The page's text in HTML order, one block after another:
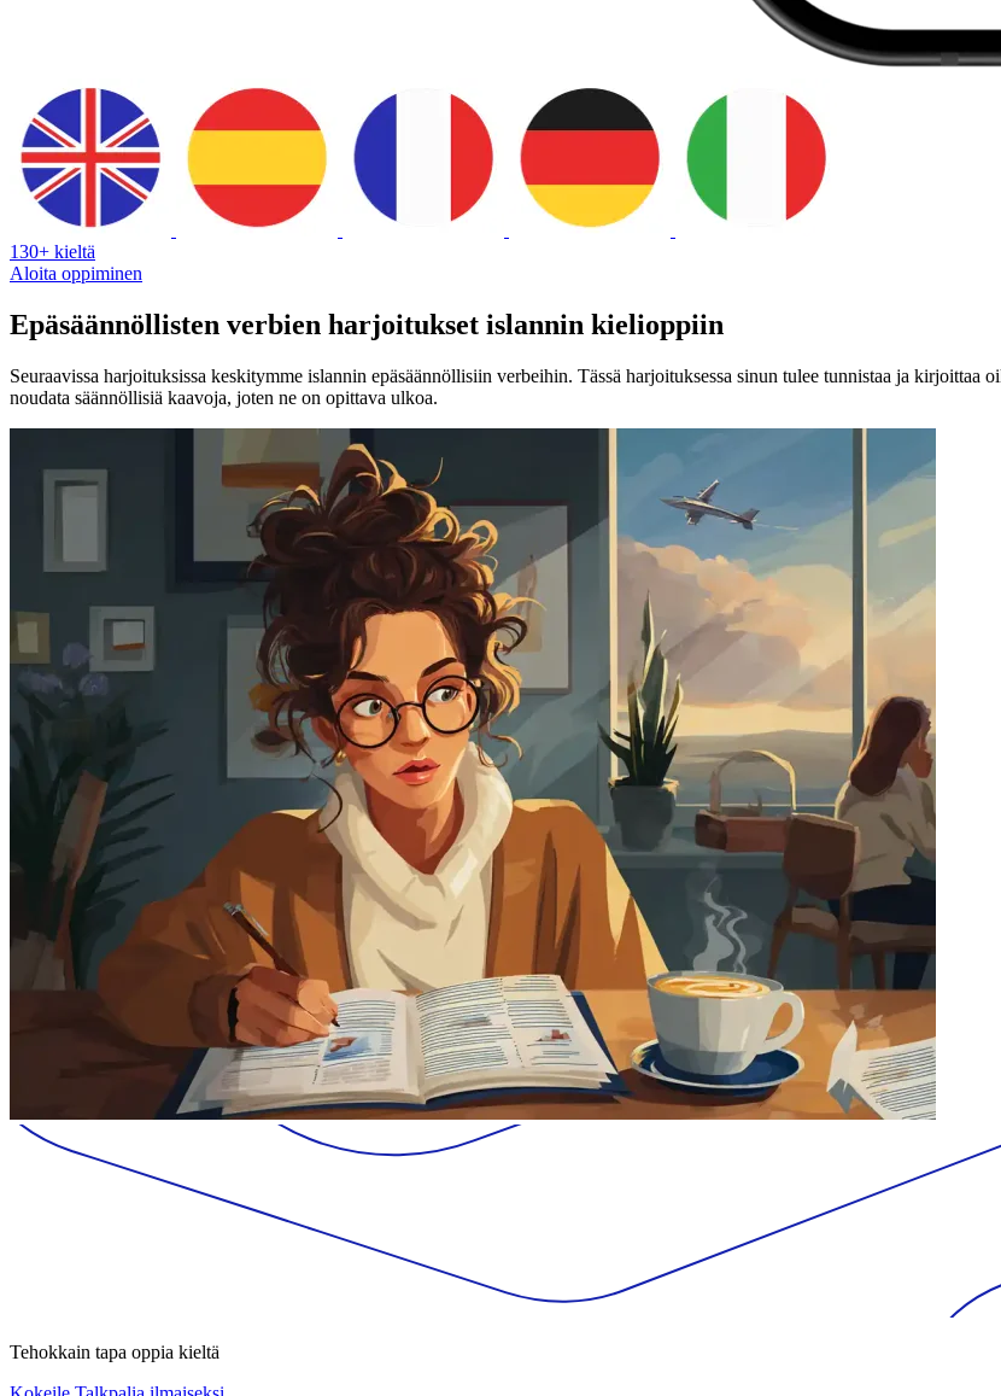
130+ kieltä
Aloita oppiminen
Epäsäännöllisten verbien harjoitukset islannin kielioppiin
Seuraavissa harjoituksissa keskitymme islannin epäsäännöllisiin verbeihin. Tässä harjoituksessa sinun tulee tunnistaa ja kirjoittaa
noudata säännöllisiä kaavoja, joten ne on opittava ulkoa.
Tehokkain tapa oppia kieltä